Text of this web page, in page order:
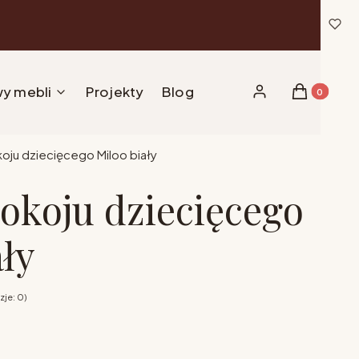
mebli Projekty Blog Zaloguj sięProdukty
Koszyk
dziecięcego Miloo biały
dziecięcego
0)